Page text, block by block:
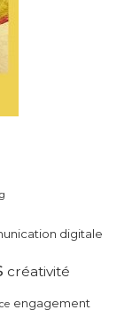
digitale
créativité
engagement